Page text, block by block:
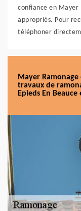
confiance en Mayer
appropriés. Pour
téléphoner
Mayer
travaux de
Epieds En